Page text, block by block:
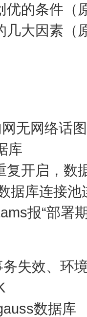
优的条件（
几大因素（
无网络话
库
复开启，数
据库连接池
报“部署
失效、环
数据库